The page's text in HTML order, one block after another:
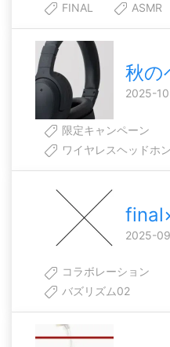
FINAL
ASMR
秋の
2025-
限定キャンペーン
ワイヤレスヘッドホン
2025-
コラボレーション
バズリズム02